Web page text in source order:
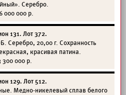
Серебро.
000 000 р.
131. Лот 372.
Серебро, 20,00 г. Сохранность
красивая патина.
300 000 р.
129. Лот 512.
Медно-никелевый сплав белого